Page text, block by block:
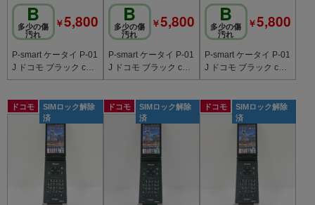
B
多少の傷
汚れ
￥5,800
P-smart ケータイ P-01
J ドコモ ブラック c20
788
B
多少の傷
汚れ
￥5,800
P-smart ケータイ P-01
J ドコモ ブラック c20
787
B
多少の傷
汚れ
￥5,800
P-smart ケータイ P-01
J ドコモ ブラック c20
786
ドコモ
SIMロック解除
済
ドコモ
SIMロック解除
済
ドコモ
SIMロック解除
済